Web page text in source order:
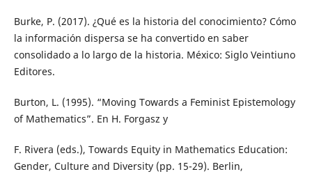
Burke, P. (2017). ¿Qué es la historia del conocimiento? Cómo
la información dispersa se ha convertido en saber
consolidado a lo largo de la historia. México: Siglo Veintiuno
Editores.
Burton, L. (1995). “Moving Towards a Feminist Epistemology
of Mathematics”. En H. Forgasz y
F. Rivera (eds.), Towards Equity in Mathematics Education:
Gender, Culture and Diversity (pp. 15-29). Berlin,